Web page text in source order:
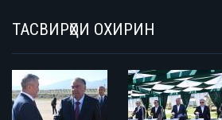
ТАСВИРҲОИ ОХИРИН